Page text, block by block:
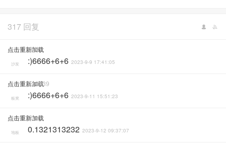
317 回复
点击重新加载
麦芽
沙发 :)6666+6+6 2023-9-9 17:41:05
点击重新加载
A10839
板凳 :)6666+6+6 2023-9-11 15:51:23
点击重新加载
CLi
地板 0.1321313232 2023-9-12 09:37:07